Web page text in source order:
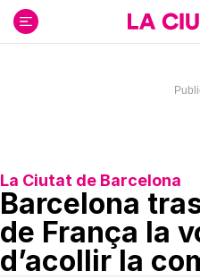
contenido
La Ciutat de Barcelona
Barcelona
de França la
d’acollir la